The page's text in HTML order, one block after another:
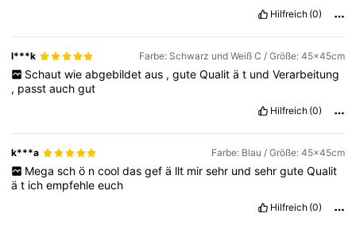
Hilfreich (0)
l***k Farbe: Schwarz und Weiß C / Größe: 45x45cm
Schaut wie abgebildet aus , gute Qualit ä t und Verarbeitung
, passtauchgut
Hilfreich (0)
k***a Farbe: Blau / Größe: 45x45cm
Mega sch ö n cool das gef ä llt mir sehr und sehr gute Qualit
ät ichempfehleeuch
Hilfreich (0)